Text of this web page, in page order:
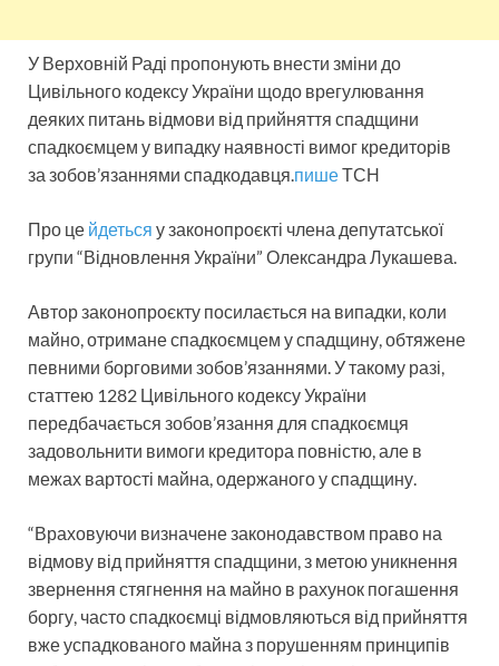
У Верховній Раді пропонують внести зміни до
Цивільного кодексу України щодо врегулювання
деяких питань відмови від прийняття спадщини
спадкоємцем у випадку наявності вимог кредиторів
за зобов’язаннями спадкодавця. пишеТСН
Про це йдеться у законопроєкті члена депутатської
групи “Відновлення України” Олександра Лукашева.
Автор законопроєкту посилається на випадки, коли
майно, отримане спадкоємцем у спадщину, обтяжене
певними борговими зобов’язаннями. У такому разі,
статтею 1282 Цивільного кодексу України
передбачається зобов’язання для спадкоємця
задовольнити вимоги кредитора повністю, але в
межах вартості майна, одержаного у спадщину.
“Враховуючи визначене законодавством право на
відмову від прийняття спадщини, з метою уникнення
звернення стягнення на майно в рахунок погашення
боргу, часто спадкоємці відмовляються від прийняття
вже успадкованого майна з порушенням принципів